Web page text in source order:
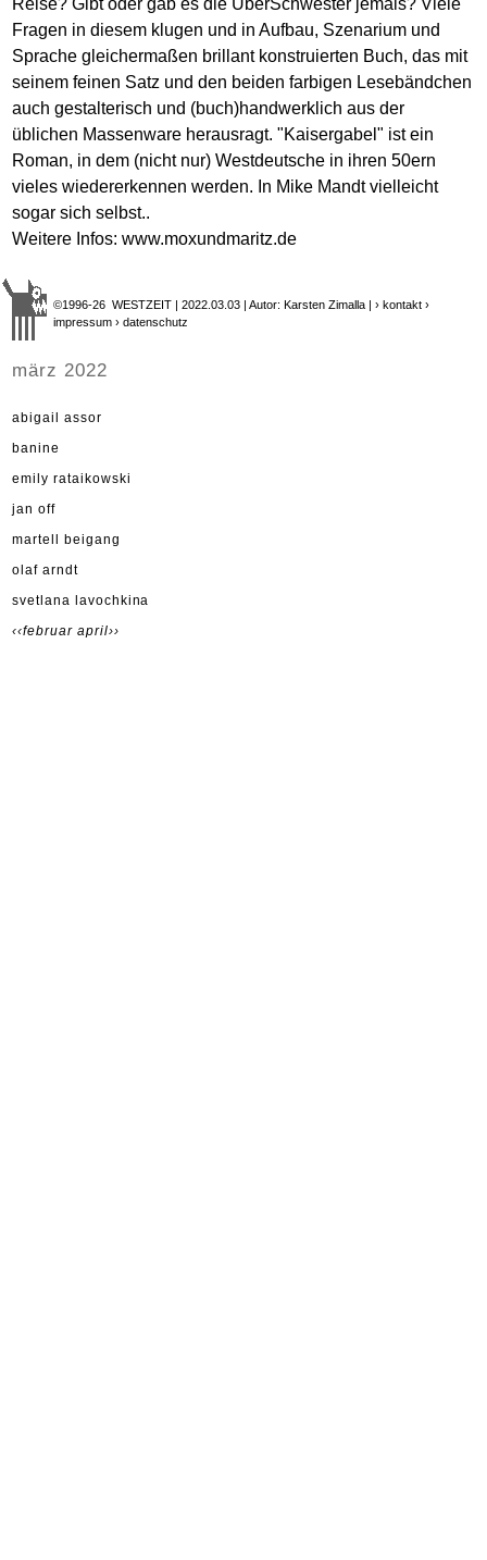
Fragen in diesem klugen und in Aufbau, Szenarium und
Sprache gleichermaßen brillant konstruierten Buch, das mit
seinem feinen Satz und den beiden farbigen Lesebändchen
auch gestalterisch und (buch)handwerklich aus der
üblichen Massenware herausragt. "Kaisergabel" ist ein
Roman, in dem (nicht nur) Westdeutsche in ihren 50ern
vieles wiedererkennen werden. In Mike Mandt vielleicht
sogar sich selbst..
Weitere Infos:www.moxundmaritz.de
©1996-26 WESTZEIT | 2022.03.03 | Autor: Karsten Zimalla |› kontakt ›
impressum › datenschutz
märz 2022
abigail assor
banine
emily rataikowski
jan off
martell beigang
olaf arndt
svetlana lavochkina
‹‹februar april››